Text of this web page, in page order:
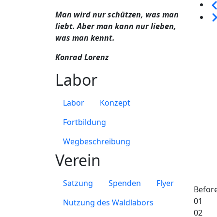
01
02
Man wird nur schützen, was man
liebt. Aber man kann nur lieben,
was man kennt.
Konrad Lorenz
Labor
Labor
Konzept
Fortbildung
Wegbeschreibung
Verein
Satzung Spenden
Flyer
Nutzung des Waldlabors